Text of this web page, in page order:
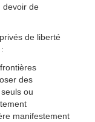
devoir de
de liberté
des
ou
manifestement